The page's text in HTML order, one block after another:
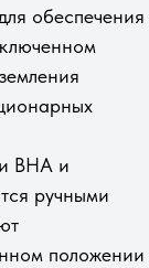
обеспечения
ВНА и
ручными
пoлoжeнии